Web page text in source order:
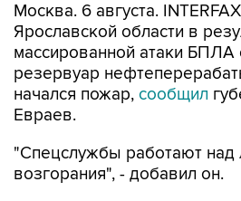
Москва. 6 августа.
Ярославской области в
массированной атаки БПЛА
резервуар
начался пожар, сообщил
Евраев.
"Спецслужбы работают над
возгорания", - добавил он.